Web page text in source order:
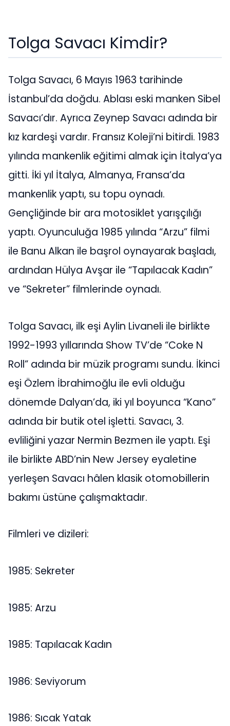
Tolga Savacı Kimdir?
Tolga Savacı, 6 Mayıs 1963 tarihinde
İstanbul’da doğdu. Ablası eski manken Sibel
Savacı’dır. Ayrıca Zeynep Savacı adında bir
kız kardeşi vardır. Fransız Koleji’ni bitirdi. 1983
yılında mankenlik eğitimi almak için İtalya’ya
gitti. İki yıl İtalya, Almanya, Fransa’da
mankenlik yaptı, su topu oynadı.
Gençliğinde bir ara motosiklet yarışçılığı
yaptı. Oyunculuğa 1985 yılında “Arzu” filmi
ile Banu Alkan ile başrol oynayarak başladı,
ardından Hülya Avşar ile “Tapılacak Kadın”
ve “Sekreter” filmlerinde oynadı.
Tolga Savacı, ilk eşi Aylin Livaneli ile birlikte
1992-1993 yıllarında Show TV’de “Coke N
Roll” adında bir müzik programı sundu. İkinci
eşi Özlem İbrahimoğlu ile evli olduğu
dönemde Dalyan’da, iki yıl boyunca “Kano”
adında bir butik otel işletti. Savacı, 3.
evliliğini yazar Nermin Bezmen ile yaptı. Eşi
ile birlikte ABD’nin New Jersey eyaletine
yerleşen Savacı hâlen klasik otomobillerin
bakımı üstüne çalışmaktadır.
Filmleri ve dizileri:
1985: Sekreter
1985: Arzu
1985: Tapılacak Kadın
1986: Seviyorum
1986: Sıcak Yatak